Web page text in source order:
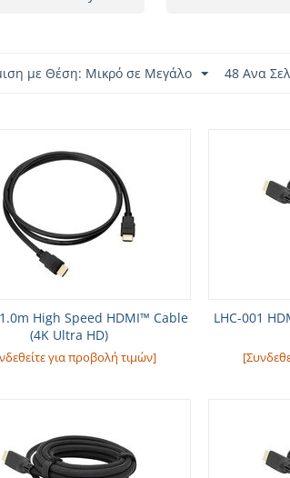
με Θέση: Μικρό σε Μεγάλο 48 Ανα
High Speed HDMI™ Cable
(4K Ultra HD)
για προβολή τιμών]
LHC-001